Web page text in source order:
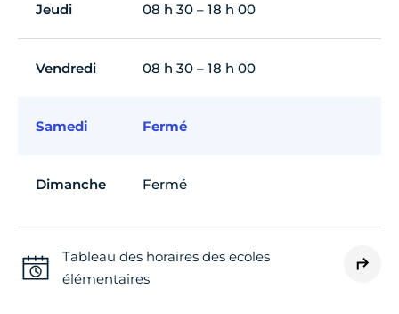
Jeudi 08 h 30 – 18 h 00
Vendredi 08 h 30 – 18 h 00
Samedi Fermé
Dimanche Fermé
Tableau des horaires des ecoles
élémentaires